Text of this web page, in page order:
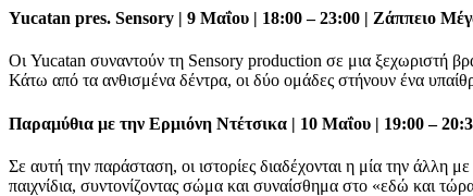
Yucatan pres. Sensory | 9 Μαΐου | 18:00 – 23:00 | Ζάππειο
Οι Yucatan συναντούν τη Sensory production σε μια ξεχωριστή
Κάτω από τα ανθισμένα δέντρα, οι δύο ομάδες στήνουν ένα
Παραμύθια με την Ερμιόνη Ντέτσικα | 10 Μαΐου | 19:00 –
Σε αυτή την παράσταση, οι ιστορίες διαδέχονται η μία την άλλη
παιχνίδια, συντονίζοντας σώμα και συναίσθημα στο «εδώ και